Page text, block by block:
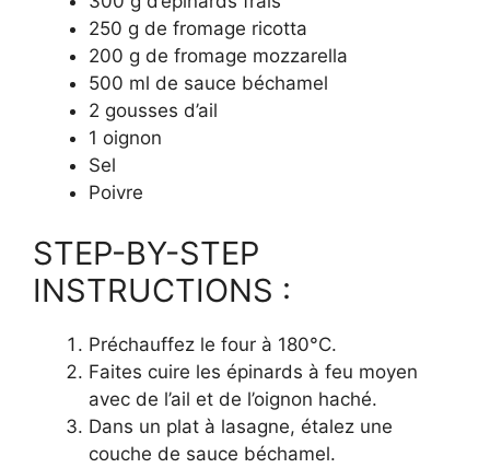
250 g de fromage ricotta
200 g de fromage mozzarella
500 ml de sauce béchamel
2 gousses d’ail
1 oignon
Sel
Poivre
STEP-BY-STEP
INSTRUCTIONS :
Préchauffez le four à 180°C.
Faites cuire les épinards à feu moyen
avec de l’ail et de l’oignon haché.
Dans un plat à lasagne, étalez une
couche de sauce béchamel.